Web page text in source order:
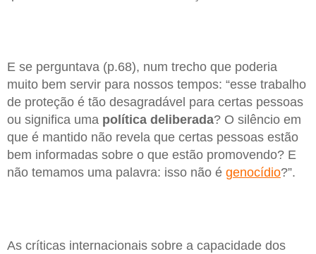
E se perguntava (p.68), num trecho que poderia
muito bem servir para nossos tempos: “esse trabalho
de proteção é tão desagradável para certas pessoas
ou significa uma política deliberada? O silêncio em
que é mantido não revela que certas pessoas estão
bem informadas sobre o que estão promovendo? E
não temamos uma palavra: isso não é genocídio?”.
As críticas internacionais sobre a capacidade dos